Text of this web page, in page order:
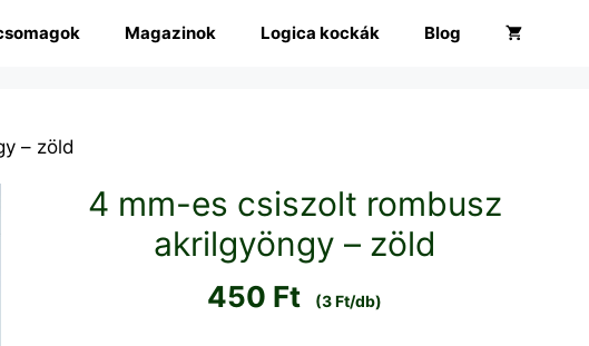
Magazinok Logica kockák Blog
– zöld
4 mm-es csiszolt rombusz
akrilgyöngy – zöld
450 Ft (3 Ft/db)